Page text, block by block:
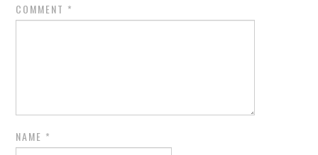
COMMENT *
NAME *